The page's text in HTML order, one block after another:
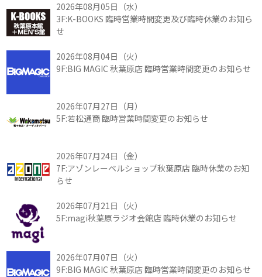
2026年08月05日（水）
3F:K-BOOKS 臨時営業時間変更及び臨時休業のお知ら
せ
2026年08月04日（火）
9F:BIG MAGIC 秋葉原店 臨時営業時間変更のお知らせ
2026年07月27日（月）
5F:若松通商 臨時営業時間変更のお知らせ
2026年07月24日（金）
7F:アゾンレーベルショップ秋葉原店 臨時休業のお知
らせ
2026年07月21日（火）
5F:magi秋葉原ラジオ会館店 臨時休業のお知らせ
2026年07月07日（火）
9F:BIG MAGIC 秋葉原店 臨時営業時間変更のお知らせ